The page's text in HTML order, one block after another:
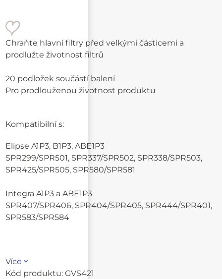
Chraňte hlavní filtry před velkými částicemi a
prodlužte životnost filtrů
20 podložek součástí balení
Pro prodlouženou životnost produktu
Kompatibilní s:
Elipse A1P3, B1P3, ABE1P3
SPR299/SPR501, SPR337/SPR502, SPR338/SPR503,
SPR425/SPR505, SPR580/SPR581
Integra A1P3 a ABE1P3
SPR407/SPR406, SPR404/SPR405, SPR444/SPR401,
SPR583/SPR584
Více
Kód produktu: GVS421